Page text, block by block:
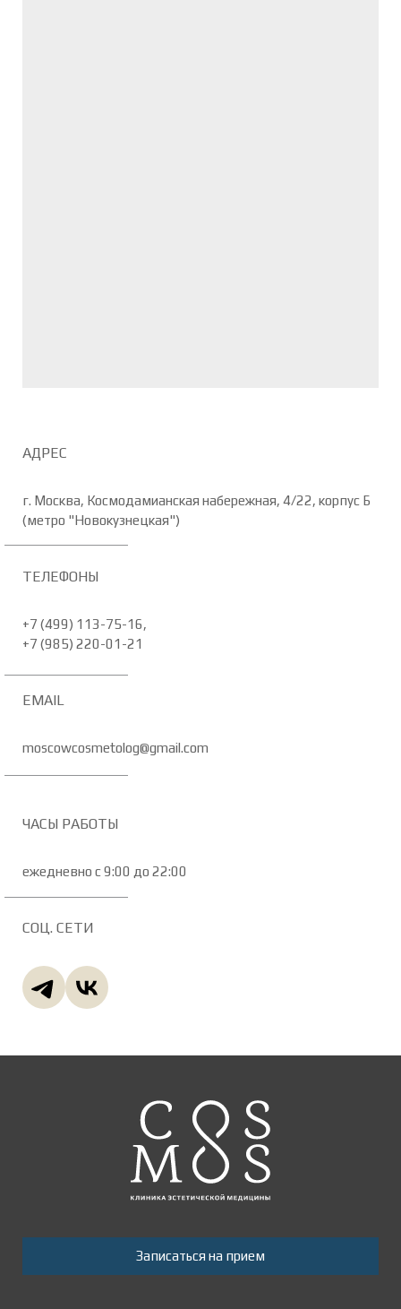
АДРЕС
г. Москва, Космодамианская набережная, 4/22, корпус Б
(метро "Новокузнецкая")
ТЕЛЕФОНЫ
+7 (499) 113-75-16,
+7 (985) 220-01-21
EMAIL
moscowcosmetolog@gmail.com
ЧАСЫ РАБОТЫ
ежедневно с 9:00 до 22:00
СОЦ. СЕТИ
Записаться на прием